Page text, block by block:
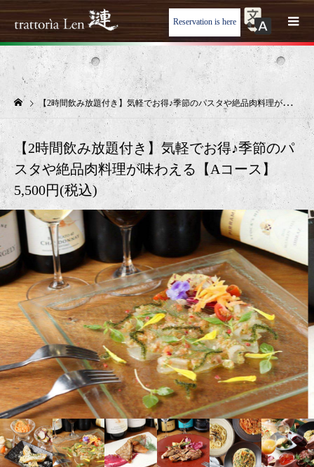
Reservation is here
【2時間飲み放題付き】気軽でお得♪季節のパスタや絶品肉料理が味わえる【Aコース】 5,500円(税込)
【2時間飲み放題付き】気軽でお得♪季節のパ
スタや絶品肉料理が味わえる【Aコース】
5,500円(税込)